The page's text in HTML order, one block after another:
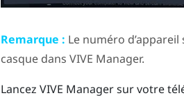
Remarque : Le numéro
casque dans VIVE Manager.
Lancez VIVE Managersur votre